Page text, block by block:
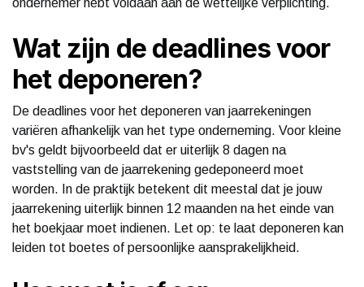
Wat zijn de deadlines voor
het deponeren?
De deadlines voor het deponeren van jaarrekeningen
variëren afhankelijk van het type onderneming. Voor kleine
bv's geldt bijvoorbeeld dat er uiterlijk 8 dagen na
vaststelling van de jaarrekening gedeponeerd moet
worden. In de praktijk betekent dit meestal dat je jouw
jaarrekening uiterlijk binnen 12 maanden na het einde van
het boekjaar moet indienen. Let op: te laat deponeren kan
leiden tot boetes of persoonlijke aansprakelijkheid.